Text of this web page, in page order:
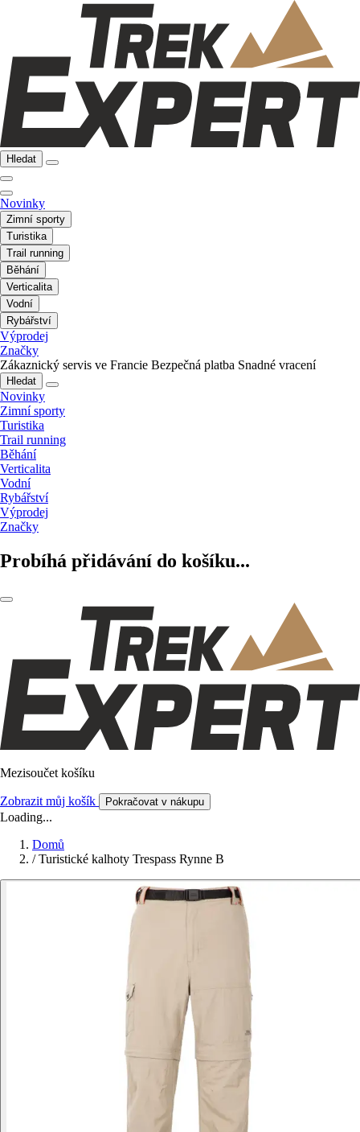
Hledat
Novinky
Zimní sporty
Turistika
Trail running
Běhání
Verticalita
Vodní
Rybářství
Výprodej
Značky
Zákaznický servis ve Francie Bezpečná platba Snadné vracení
Hledat
Novinky
Zimní sporty
Turistika
Trail running
Běhání
Verticalita
Vodní
Rybářství
Výprodej
Značky
Probíhá přidávání do košíku...
Mezisoučet košíku
Zobrazit můj košík Pokračovat v nákupu
Loading...
Domů
/ Turistické kalhoty Trespass Rynne B